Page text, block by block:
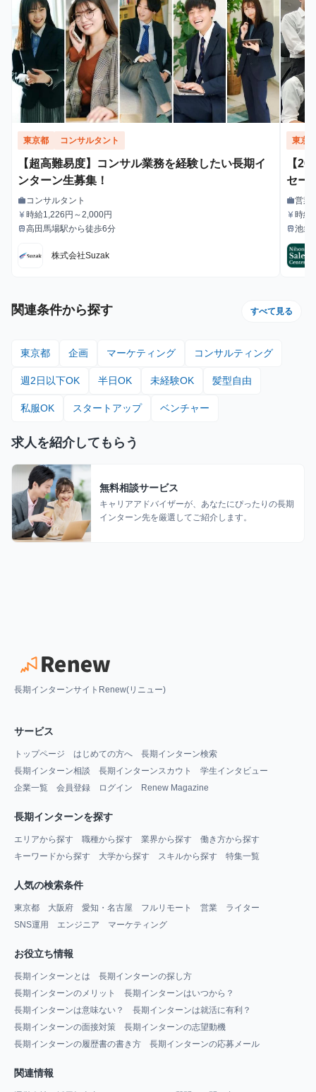
東京都 コンサルタント
【超高難易度】コンサル業務を経験したい長期イ
ンターン生募集！
職種
work コンサルタント
給与
currency_yen時給1,226円～2,000円
最寄駅
train高田馬場駅から徒歩6分
株式会社Suzak
東京
【
セー
業力
か？
#1.2
期・
職種
work営業
給与
currency_yen時給
最寄駅
train池袋
関連条件から探す すべて見る
東京都 企画 マーケティング コンサルティング
週2日以下OK 半日OK 未経験OK 髪型自由
私服OK スタートアップ ベンチャー
求人を紹介してもらう
無料相談サービス
キャリアアドバイザーが、あなたにぴったりの長期
インターン先を厳選してご紹介します。
長期インターンサイトRenew(リニュー)
サービス
トップページ はじめての方へ
長期インターン検索
長期インターン相談
長期インターンスカウト
学生インタビュー
企業一覧
会員登録 ログイン Renew Magazine
長期インターンを探す
エリアから探す 職種から探す 業界から探す
働き方から探す
キーワードから探す
大学から探す スキルから探す 特集一覧
人気の検索条件
東京都 大阪府 愛知・名古屋 フルリモート 営業
ライター
SNS運用
エンジニア マーケティング
お役立ち情報
長期インターンとは
長期インターンの探し方
長期インターンのメリット
長期インターンはいつから？
長期インターンは意味ない？
長期インターンは就活に有利？
長期インターンの面接対策
長期インターンの志望動機
長期インターンの履歴書の書き方
長期インターンの応募メール
関連情報